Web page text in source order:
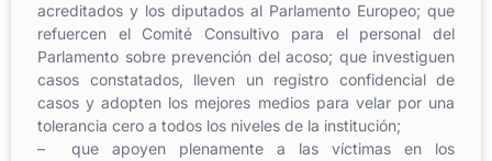
acreditados y los diputados al Parlamento Europeo; que
refuercen el Comité Consultivo para el personal del
Parlamento sobre prevención del acoso; que investiguen
casos constatados, lleven un registro confidencial de
casos y adopten los mejores medios para velar por una
tolerancia cero a todos los niveles de la institución;
– que apoyen plenamente a las víctimas en los